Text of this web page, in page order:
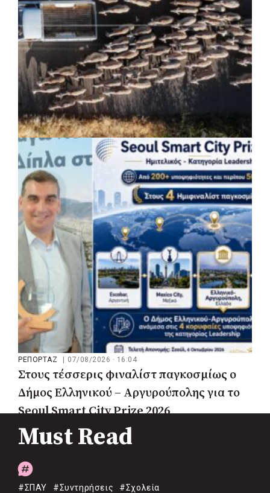
ΡΕΠΟΡΤΑΖ 07/08/2026 · 16:59
ΥΠΑΑΤ: 12,5 εκατ. ευρώ για μέτρα
βιοασφάλειας στις 13 Περιφέρειες της
χώρας
ΡΕΠΟΡΤΑΖ 07/08/2026 · 16:04
Στους τέσσερις φιναλίστ παγκοσμίως ο
Δήμος Ελληνικού – Αργυρούπολης για το
Seoul Smart City Prize 2026
Must Read
#ΣΠΑΥ #Συντηρήσεις
#Σχολεία